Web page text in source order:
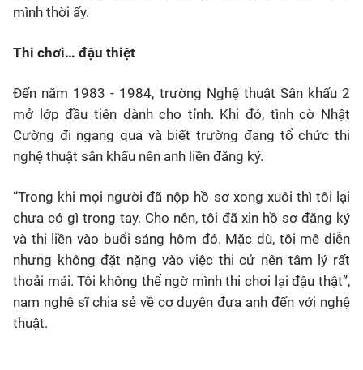
mình thời ấy.
Thi chơi… đậu thiệt
Đến năm 1983 - 1984, trường Nghệ thuật Sân khấu 2
mở lớp đầu tiên dành cho tỉnh. Khi đó, tình cờ Nhật
Cường đi ngang qua và biết trường đang tổ chức thi
nghệ thuật sân khấu nên anh liền đăng ký.
“Trong khi mọi người đã nộp hồ sơ xong xuôi thì tôi lại
chưa có gì trong tay. Cho nên, tôi đã xin hồ sơ đăng ký
và thi liền vào buổi sáng hôm đó. Mặc dù, tôi mê diễn
nhưng không đặt nặng vào việc thi cử nên tâm lý rất
thoải mái. Tôi không thể ngờ mình thi chơi lại đậu thật”,
nam nghệ sĩ chia sẻ về cơ duyên đưa anh đến với nghệ
thuật.